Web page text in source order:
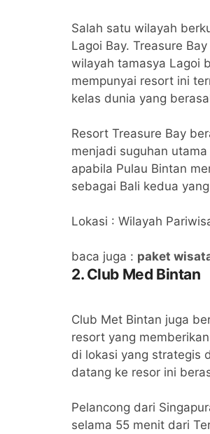
Salah satu wilayah
Lagoi Bay. Treasure
wilayah tamasya Lagoi
mempunyai resort ini
kelas dunia yang
Resort Treasure Bay
menjadi suguhan
apabila Pulau Bintan
sebagai Bali kedua
Lokasi : Wilayah
baca juga : paket
2. Club Med Bintan
Club Met Bintan juga
resort yang
di lokasi yang strategis
datang ke resor ini
Pelancong dari
selama 55 menit dari